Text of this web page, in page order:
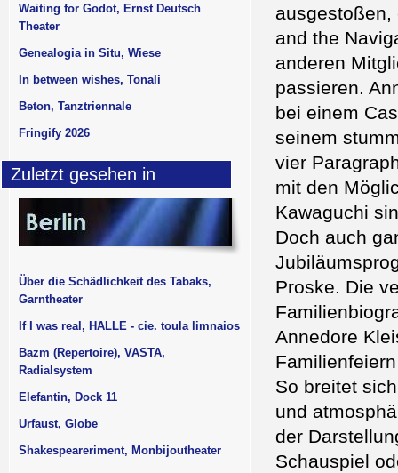
ausgestoßen,
and the
anderen
passieren.
bei einem
seinem
vier
mit den
Kawaguchi
Doch auch
Proske. Die
Annedore
So breitet
und
der
Schauspiel
Waiting for Godot, Ernst Deutsch
Theater
Genealogia in Situ, Wiese
In between wishes, Tonali
Beton, Tanztriennale
Fringify 2026
Zuletzt gesehen in
Über die Schädlichkeit des Tabaks,
Garntheater
If I was real, HALLE - cie. toula limnaios
Bazm (Repertoire), VASTA,
Radialsystem
Elefantin, Dock 11
Urfaust, Globe
Shakespeareriment, Monbijoutheater